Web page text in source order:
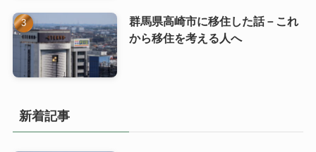
群馬県高崎市に移住した話－これ
から移住を考える人へ
新着記事